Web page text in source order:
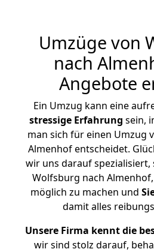
Umzüge von
nach
Angebote
Ein Umzug kann eine
stressige Erfahrung sein,
man sich für einen Umzug
Almenhof entscheidet.
wir uns darauf spezialisiert,
Wolfsburg nach
möglich zu machen und
damit alles
Unsere Firma kennt die
wir sind stolz darauf,